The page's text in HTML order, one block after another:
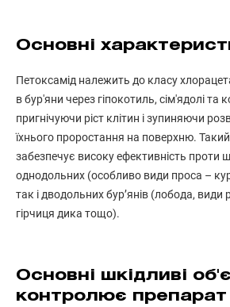
Основні
Петоксамід належить до класу
в бур'яни через гіпокотиль, сім'ядолі та
пригнічуючи ріст клітин і зупиняючи
їхнього проростання на поверхню. Такий
забезпечує високу ефективність проти
однодольних (особливо види проса –
так і дводольних бур’янів (лобода,
гірчиця дика тощо).
Основні шкідливі
контролює препарат